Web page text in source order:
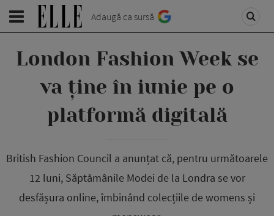
Adaugă ca sursă
London Fashion Week se
va ține în iunie pe o
platformă digitală
British Fashion Council a anunțat că, pentru următoarele
12 luni, Săptămânile Modei de la Londra se vor
desfășura online, îmbinând colecțiile de womens și